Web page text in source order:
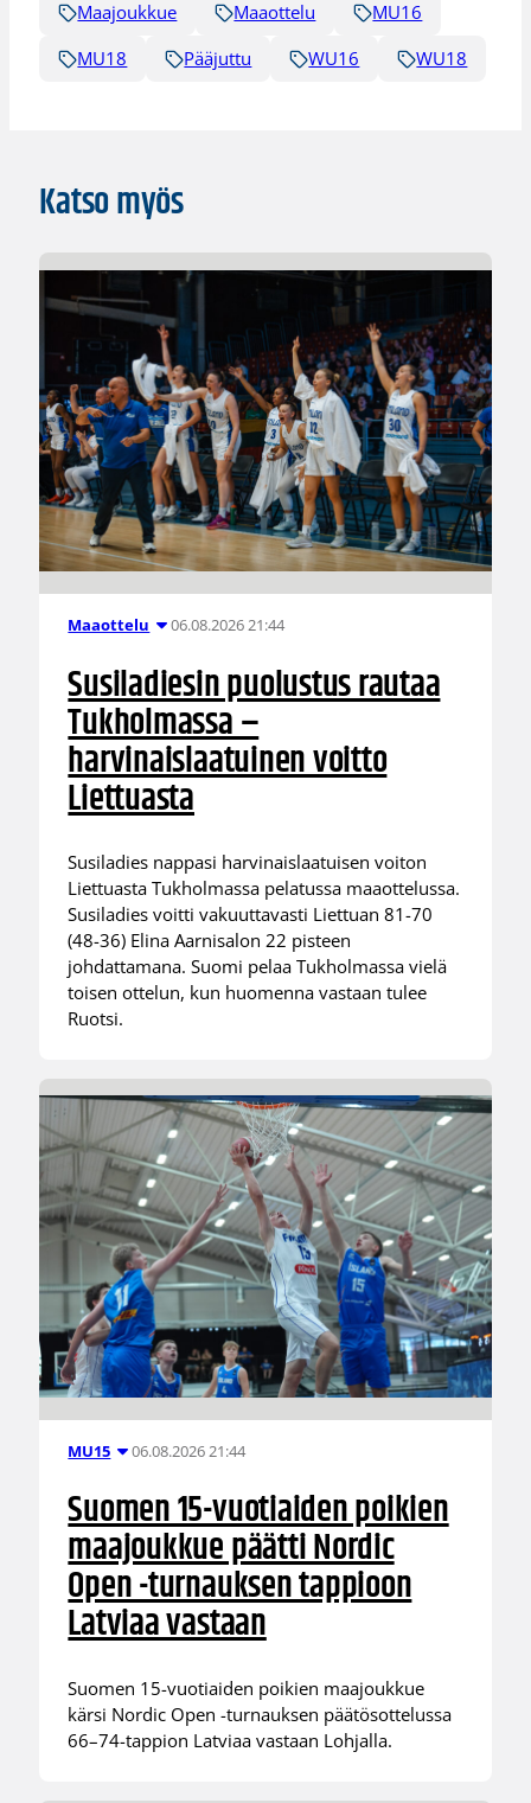
Maajoukkue Maaottelu
MU16
MU18
Pääjuttu WU16 WU18
Katso myös
Maaottelu 06.08.2026 21:44
Susiladiesin puolustus rautaa
Tukholmassa –
harvinaislaatuinen voitto
Liettuasta
Susiladies nappasi harvinaislaatuisen voiton
Liettuasta Tukholmassa pelatussa maaottelussa.
Susiladies voitti vakuuttavasti Liettuan 81-70
(48-36) Elina Aarnisalon 22 pisteen
johdattamana. Suomi pelaa Tukholmassa vielä
toisen ottelun, kun huomenna vastaan tulee
Ruotsi.
MU15 06.08.2026 21:44
Suomen 15-vuotiaiden poikien
maajoukkue päätti Nordic
Open -turnauksen tappioon
Latviaa vastaan
Suomen 15-vuotiaiden poikien maajoukkue
kärsi Nordic Open -turnauksen päätösottelussa
66–74-tappion Latviaa vastaan Lohjalla.